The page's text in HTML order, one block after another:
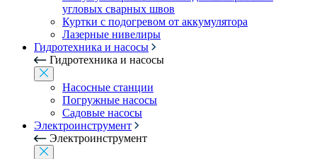
угловых сварных швов
Куртки с подогревом от аккумулятора
Лазерные нивелиры
Гидротехника и насосы
Гидротехника и насосы
Насосные станции
Погружные насосы
Садовые насосы
Электроинструмент
Электроинструмент